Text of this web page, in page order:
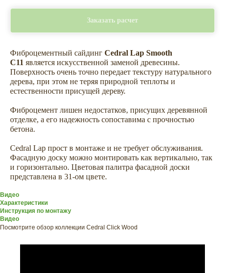
Заказать расчет
Фиброцементный сайдинг Cedral Lap Smooth
C11 является искусственной заменой древесины.
Поверхность очень точно передает текстуру натурального
дерева, при этом не теряя природной теплоты и
естественности присущей дереву.
Фиброцемент лишен недостатков, присущих деревянной
отделке, а его надежность сопоставима с прочностью
бетона.
Cedral Lap прост в монтаже и не требует обслуживания.
Фасадную доску можно монтировать как вертикально, так
и горизонтально. Цветовая палитра фасадной доски
представлена в 31-ом цвете.
Видео
Характеристики
Инструкция по монтажу
Видео
Посмотрите обзор коллекции Cedral Click Wood